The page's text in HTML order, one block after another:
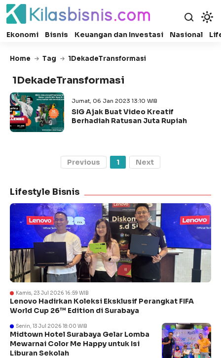
Ekonomi Bisnis Keuangan dan Investasi Nasional
Home Tag 1DekadeTransformasi
1DekadeTransformasi
Jumat, 06 Jan 2023 13:10 WIB
SIG Ajak Buat Video Kreatif
Berhadiah Ratusan Juta Rupiah
Previous 1 Next
Lifestyle Bisnis
Kamis, 23 Jul 2026 16:59 WIB
Lenovo Hadirkan Koleksi Eksklusif Perangkat FIFA
World Cup 26™ Edition di Surabaya
Senin, 13 Jul 2026 18:00 WIB
Midtown Hotel Surabaya Gelar Lomba
Mewarnai Color Me Happy untuk Isi
Liburan Sekolah